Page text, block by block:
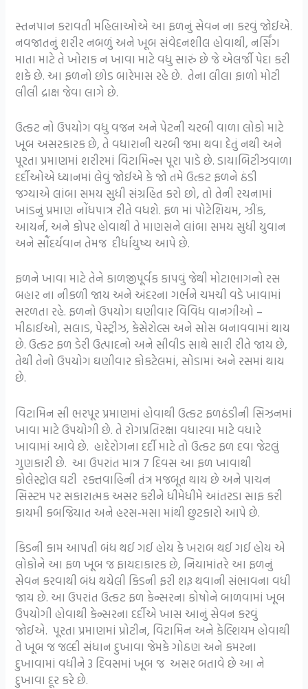
સ્તનપાન કરાવતી મહિલાઓએ આ ફળનું સેવન ના કરવું જોઈએ.
નવજાતનું શરીર નબળું અને ખૂબ સંવેદનશીલ હોવાથી, નર્સિંગ
માતા માટે તે ખોરાક ન ખાવા માટે વધુ સારું છે જે એલર્જી પેદા કરી
શકે છે. આ ફળનો છોડ બારેમાસ રહે છે. તેના લીલા ફાળો મોટી
લીલી દ્રાક્ષ જેવા લાગે છે.
ઉત્કટ નો ઉપયોગ વધુ વજન અને પેટની ચરબી વાળા લોકો માટે
ખૂબ અસરકારક છે, તે વધારાની ચરબી જમા થવા દેતું નથી અને
પૂરતા પ્રમાણમાં શરીરમાં વિટામિન્સ પૂરા પાડે છે. ડાયાબિટીઝવાળા
દર્દીઓએ ધ્યાનમાં લેવું જોઈએ કે જો તમે ઉત્કટ ફળને ઠંડી
જગ્યાએ લાંબા સમય સુધી સંગ્રહિત કરો છો, તો તેની રચનામાં
ખાંડનું પ્રમાણ નોંધપાત્ર રીતે વધશે. ફળ માં પોટેશિયમ, ઝીંક,
આયર્ન, અને કોપર હોવાથી તે માણસને લાંબા સમય સુધી યુવાન
અને સૌંદર્યવાન તેમજ દીર્ધાયુષ્ય આપે છે.
ફળને ખાવા માટે તેને કાળજીપૂર્વક કાપવું જેથી મોટાભાગનો રસ
બહાર ના નીકળી જાય અને અંદરના ગર્ભને ચમચી વડે ખાવામાં
સરળતા રહે. ફળનો ઉપયોગ ઘણીવાર વિવિધ વાનગીઓ –
મીઠાઈઓ, સલાડ, પેસ્ટ્રીઝ, કેસેરોલ્સ અને સોસ બનાવવામાં થાય
છે. ઉત્કટ ફળ ડેરી ઉત્પાદનો અને સીવીડ સાથે સારી રીતે જાય છે,
તેથી તેનો ઉપયોગ ઘણીવાર કોકટેલમાં, સોડામાં અને રસમાં થાય
છે.
વિટામિન સી ભરપૂર પ્રમાણમાં હોવાથી ઉત્કટ ફળઠંડીની સિઝનમાં
ખાવા માટે ઉપયોગી છે. તે રોગપ્રતિરક્ષા વધારવા માટે વધારે
ખાવામાં આવે છે. હાદેરોગના દર્દી માટે તો ઉત્કટ ફળ દવા જેટલું
ગુણકારી છે. આ ઉપરાંત માત્ર 7 દિવસ આ ફળ ખાવાથી
કોલેસ્ટ્રોલ ઘટી રક્તવાહિની તંત્ર મજબૂત થાય છે અને પાચન
સિસ્ટમ પર સકારાત્મક અસર કરીને ધીમેધીમે આંતરડા સાફ કરી
કાયમી કબજિયાત અને હરસ-મસા માંથી છુટકારો આપે છે.
કિડની કામ આપતી બંધ થઈ ગઈ હોય કે ખરાબ થઈ ગઈ હોય એ
લોકોને આ ફળ ખૂબ જ ફાયદાકારક છે, નિયામાંતરે આ ફળનું
સેવન કરવાથી બંધ થયેલી કિડની ફરી શરૂ થવાની સંભાવના વધી
જાય છે. આ ઉપરાંત ઉત્કટ ફળ કેન્સરના કોષોને બાળવામાં ખૂબ
ઉપયોગી હોવાથી કેન્સરના દર્દીએ ખાસ આનું સેવન કરવું
જોઈએ. પૂરતા પ્રમાણમાં પ્રોટીન, વિટામિન અને કેલ્શિયમ હોવાથી
તે ખૂબ જ જલ્દી સંધાન દુખાવા જેમકે ગોઠણ અને કમરના
દુખાવામાં વધીને 3 દિવસમાં ખૂબ જ અસર બતાવે છે આ ને
દુખાવા દૂર કરે છે.